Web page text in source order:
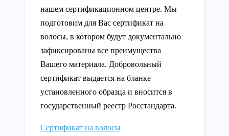
нашем сертификационном центре. Мы
подготовим для Вас сертификат на
волосы, в котором будут документально
зафиксированы все преимущества
Вашего материала. Добровольный
сертификат выдается на бланке
установленного образца и вносится в
государственный реестр Росстандарта.
Сертификат на волосы